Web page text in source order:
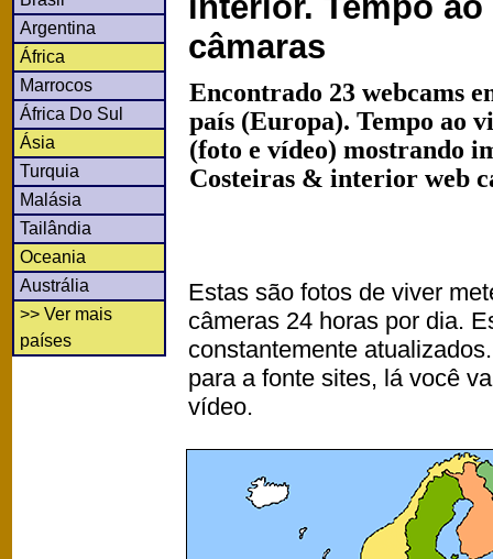
Argentina
África
Marrocos
África Do Sul
Ásia
Turquia
Malásia
Tailândia
Oceania
Austrália
>> Ver mais
países
câmaras
Encontrado 23 webcams
país (Europa). Tempo ao
(foto e vídeo) mostrando
Costeiras & interior web
Estas são fotos de viver
câmeras 24 horas por dia.
constantemente
para a fonte sites, lá você
vídeo.